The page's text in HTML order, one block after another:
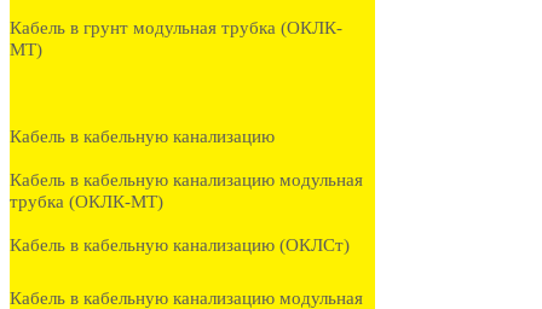
Кабель в грунт модульная трубка (ОКЛК-
МТ)
Кабель в кабельную канализацию
Кабель в кабельную канализацию модульная
трубка (ОКЛК-МТ)
Кабель в кабельную канализацию (ОКЛСт)
Кабель в кабельную канализацию модульная